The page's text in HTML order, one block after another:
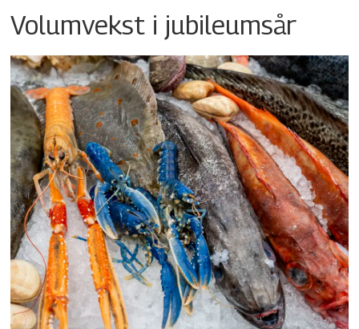
Volumvekst i jubileumsår